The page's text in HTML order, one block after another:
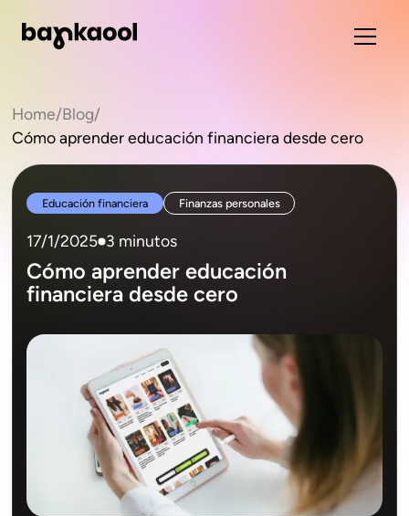
Home/Blog/
Cómo aprender educación financiera desde cero
Educación financiera Finanzas personales
17/1/2025 3 minutos
Cómo aprender educación
financiera desde cero